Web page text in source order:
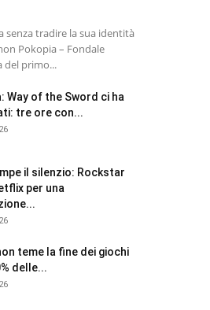
senza tradire la sua identità
Pokopia – Fondale
del primo...
Way of the Sword ci ha
tre ore con...
il silenzio: Rockstar
per una
teme la fine dei giochi
delle...